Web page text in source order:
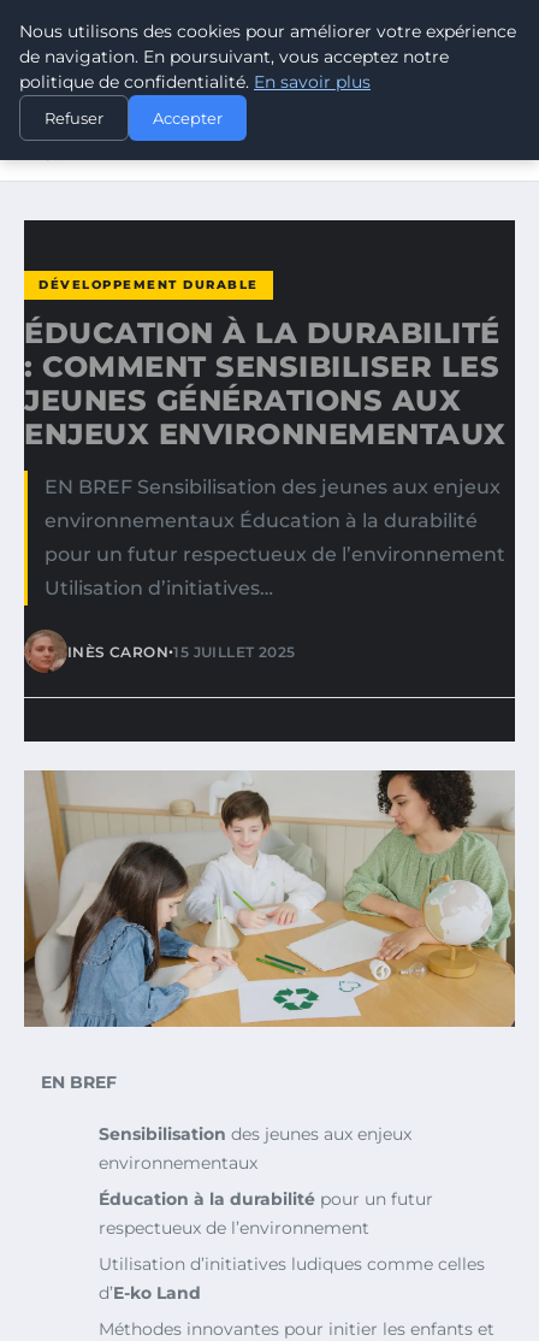
CLIMATE GUARDIAN
ACCUEIL
DÉVELOPPEMENT DURABLE
ÉDUCATION À LA DURABILITÉ : COMMENT SENSIBILISER
DÉVELOPPEMENT DURABLE
ÉDUCATION À LA DURABILITÉ
: COMMENT SENSIBILISER LES
JEUNES GÉNÉRATIONS AUX
ENJEUX ENVIRONNEMENTAUX
EN BREF Sensibilisation des jeunes aux enjeux
environnementaux Éducation à la durabilité
pour un futur respectueux de l’environnement
Utilisation d’initiatives…
INÈS CARON•15 JUILLET 2025
EN BREF
Sensibilisation des jeunes aux enjeux
environnementaux
Éducation à la durabilité pour un futur
respectueux de l’environnement
Utilisation d’initiatives ludiques comme celles
d’E-ko Land
Méthodes innovantes pour initier les enfants et
Nous utilisons des cookies pour améliorer votre expérience
de navigation. En poursuivant, vous acceptez notre
politique de confidentialité. En savoir plus
Refuser Accepter